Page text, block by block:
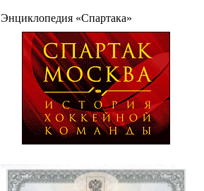
Энциклопедия «Спартака»